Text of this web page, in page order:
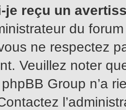
je reçu un
du
ne respectez
Veuillez noter
Group n’a